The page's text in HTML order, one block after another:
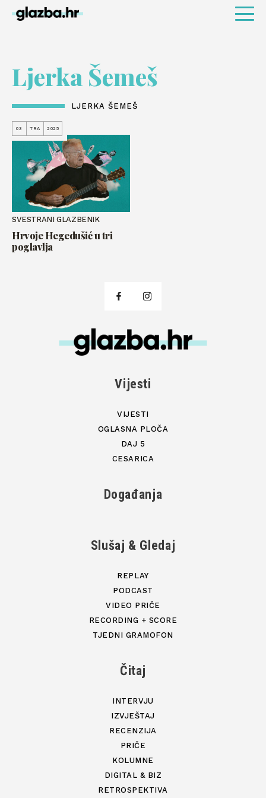
Ljerka Šemeš
LJERKA ŠEMEŠ
03 TRA 2025
SVESTRANI GLAZBENIK
Hrvoje Hegedušić u tri
poglavlja
Vijesti
VIJESTI
OGLASNA PLOČA
DAJ 5
CESARICA
Događanja
Slušaj & Gledaj
REPLAY
PODCAST
VIDEO PRIČE
RECORDING + SCORE
TJEDNI GRAMOFON
Čitaj
INTERVJU
IZVJEŠTAJ
RECENZIJA
PRIČE
KOLUMNE
DIGITAL & BIZ
RETROSPEKTIVA